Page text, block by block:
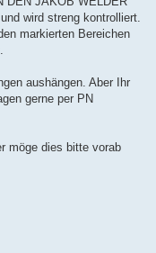
wird streng kontrolliert.
markierten Bereichen
aushängen. Aber Ihr
gerne per PN
möge dies bitte vorab